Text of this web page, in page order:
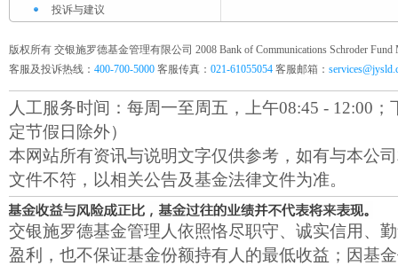
投诉与建议
版权所有 交银施罗德基金管理有限公司 2008 Bank of Communications Schroder Fund
客服及投诉热线： 400-700-5000 客服传真： 021-61055054 客服邮箱：
人工服务时间：每周一至周五，上午08:45 - 12:00；
定节假日除外）
本网站所有资讯与说明文字仅供参考，如有与本公
文件不符，以相关公告及基金法律文件为准。
交银施罗德基金管理人依照恪尽职守、诚实信用、
盈利，也不保证基金份额持有人的最低收益；因基